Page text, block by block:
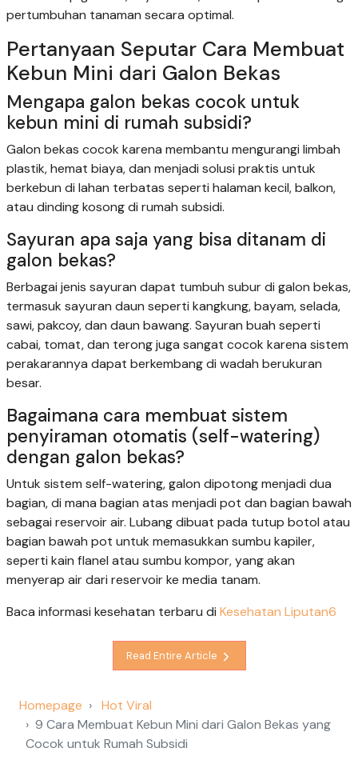
pertumbuhan tanaman secara optimal.
Pertanyaan Seputar Cara Membuat
Kebun Mini dari Galon Bekas
Mengapa galon bekas cocok untuk
kebun mini di rumah subsidi?
Galon bekas cocok karena membantu mengurangi limbah
plastik, hemat biaya, dan menjadi solusi praktis untuk
berkebun di lahan terbatas seperti halaman kecil, balkon,
atau dinding kosong di rumah subsidi.
Sayuran apa saja yang bisa ditanam di
galon bekas?
Berbagai jenis sayuran dapat tumbuh subur di galon bekas,
termasuk sayuran daun seperti kangkung, bayam, selada,
sawi, pakcoy, dan daun bawang. Sayuran buah seperti
cabai, tomat, dan terong juga sangat cocok karena sistem
perakarannya dapat berkembang di wadah berukuran
besar.
Bagaimana cara membuat sistem
penyiraman otomatis (self-watering)
dengan galon bekas?
Untuk sistem self-watering, galon dipotong menjadi dua
bagian, di mana bagian atas menjadi pot dan bagian bawah
sebagai reservoir air. Lubang dibuat pada tutup botol atau
bagian bawah pot untuk memasukkan sumbu kapiler,
seperti kain flanel atau sumbu kompor, yang akan
menyerap air dari reservoir ke media tanam.
Baca informasi kesehatan terbaru di Kesehatan Liputan6
Read Entire Article
Homepage
Hot Viral
9 Cara Membuat Kebun Mini dari Galon Bekas yang
Cocok untuk Rumah Subsidi